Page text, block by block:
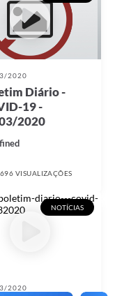
2020
Diário -
19 -
2020
696 VISUALIZAÇÕES
NOTÍCIAS
2020